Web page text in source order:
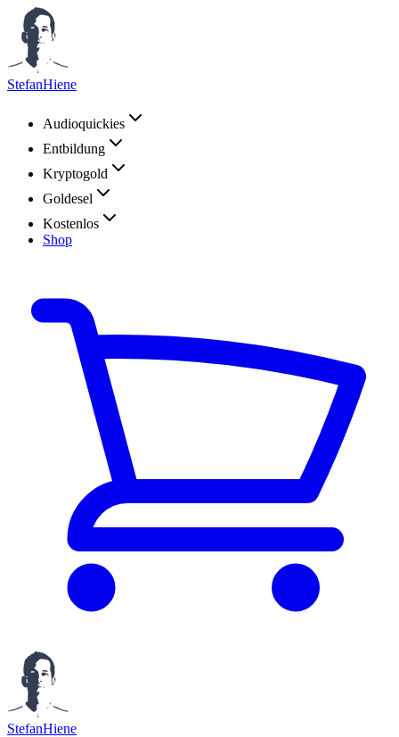
StefanHiene
Audioquickies
Entbildung
Kryptogold
Goldesel
Kostenlos
Shop
StefanHiene